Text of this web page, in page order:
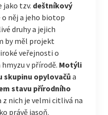
jako tzv. deštníkový
o něj a jeho biotop
druhy a jejich
by měl projekt
veřejnosti o
v přírodě. Motýli
skupinu opylovačů a
stavu přírodního
nich je velmi citlivá na
právě jasoň.